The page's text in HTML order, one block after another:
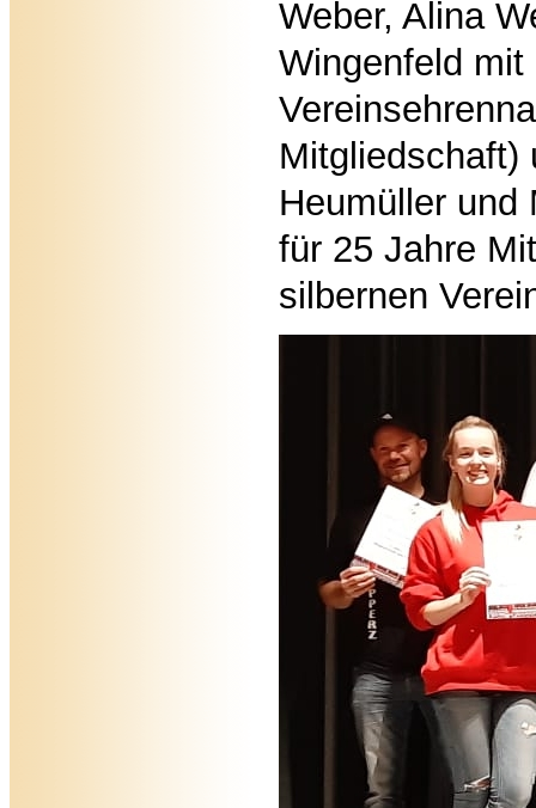
Weber, Alina
Wingenfeld
Mitgliedschaft)
Heumüller und
für 25 Jahre
silbernen